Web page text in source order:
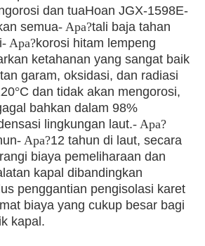
dan tuaHoan JGX-1598E-
semua- Apa?tali baja tahan
- Apa?korosi hitam lempeng
ketahanan yang sangat baik
garam, oksidasi, dan radiasi
°C dan tidak akan mengorosi,
bahkan dalam 98%
lingkungan laut.- Apa?
- Apa?12 tahun di laut, secara
biaya pemeliharaan dan
kapal dibandingkan
penggantian pengisolasi karet
biaya yang cukup besar bagi
kapal.